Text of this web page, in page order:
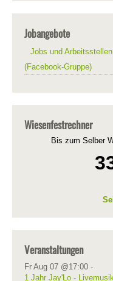
Jobangebote
Jobs und
(Facebook-Gruppe)
Wiesenfestrechner
Bis zum Selber
Veranstaltungen
Fr Aug 07 @17:00 -
1 Jahr Jay'Lo -